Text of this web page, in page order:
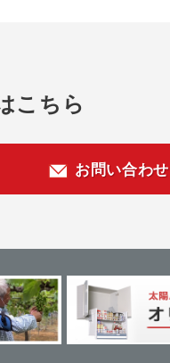
こちら
お問い合わせ